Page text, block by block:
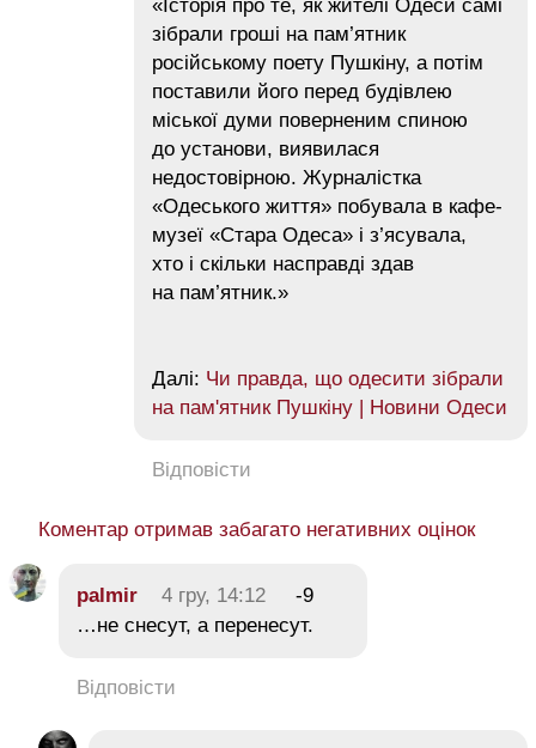
«Історія про те, як жителі Одеси самі
зібрали гроші на пам’ятник
російському поету Пушкіну, а потім
поставили його перед будівлею
міської думи поверненим спиною
до установи, виявилася
недостовірною. Журналістка
«Одеського життя» побувала в кафе-
музеї «Стара Одеса» і з’ясувала,
хто і скільки насправді здав
на пам’ятник.»
Далі: Чи правда, що одесити зібрали
на пам'ятник Пушкіну | Новини Одеси
Відповісти
Коментар отримав забагато негативних оцінок
palmir 4 гру, 14:12
-9
…не снесут, а перенесут.
Відповісти